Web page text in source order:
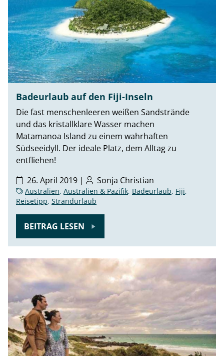
Badeurlaub auf den Fiji-Inseln
Die fast menschenleeren weißen Sandstrände
und das kristallklare Wasser machen
Matamanoa Island zu einem wahrhaften
Südseeidyll. Der ideale Platz, dem Alltag zu
entfliehen!
26. April 2019 |
Sonja Christian
Australien, Australien & Pazifik, Badeurlaub, Fiji,
Reisetipp, Strandurlaub
BEITRAG LESEN